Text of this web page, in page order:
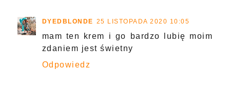
DYEDBLONDE 25 LISTOPADA 2020 10:05
mam ten krem i go bardzo lubię moim
zdaniem jest świetny
Odpowiedz